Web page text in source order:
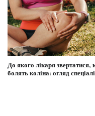
До якого лікаря звертатися,
болять коліна: огляд